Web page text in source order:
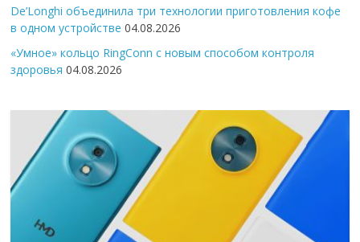
De’Longhi объединила три технологии приготовления кофе
в одном устройстве 04.08.2026
«Умное» кольцо RingConn с новым способом контроля
здоровья 04.08.2026